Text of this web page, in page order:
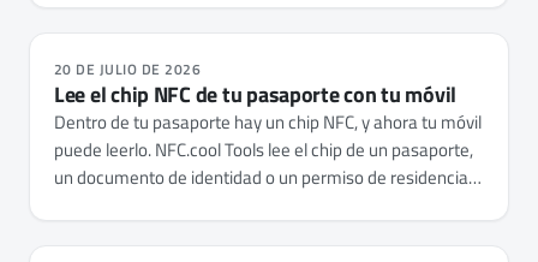
20 DE JULIO DE 2026
Lee el chip NFC de tu pasaporte con tu móvil
Dentro de tu pasaporte hay un chip NFC, y ahora tu móvil
puede leerlo. NFC.cool Tools lee el chip de un pasaporte,
un documento de identidad o un permiso de residencia